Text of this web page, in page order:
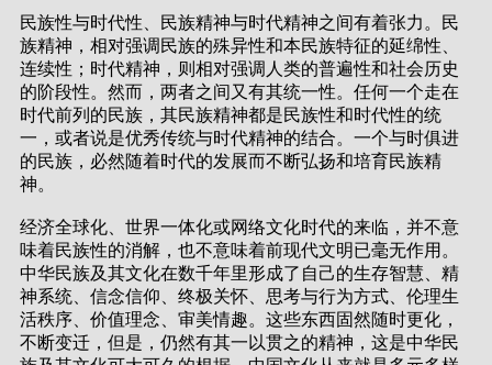
民族性与时代性、民族精神与时代精神之间有着张力。民
族精神，相对强调民族的殊异性和本民族特征的延绵性、
连续性；时代精神，则相对强调人类的普遍性和社会历史
的阶段性。然而，两者之间又有其统一性。任何一个走在
时代前列的民族，其民族精神都是民族性和时代性的统
一，或者说是优秀传统与时代精神的结合。一个与时俱进
的民族，必然随着时代的发展而不断弘扬和培育民族精
神。
经济全球化、世界一体化或网络文化时代的来临，并不意
味着民族性的消解，也不意味着前现代文明已毫无作用。
中华民族及其文化在数千年里形成了自己的生存智慧、精
神系统、信念信仰、终极关怀、思考与行为方式、伦理生
活秩序、价值理念、审美情趣。这些东西固然随时更化，
不断变迁，但是，仍然有其一以贯之的精神，这是中华民